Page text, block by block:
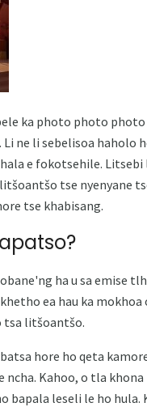
ka photo photo
ne li sebelisoa haholo
e fokotsehile.
tse nyenyane
tse khabisang.
ha u sa emise
ea hau ka
tsa litšoantšo.
hore ho qeta
ncha. Kahoo, o tla
bapala leseli le ho